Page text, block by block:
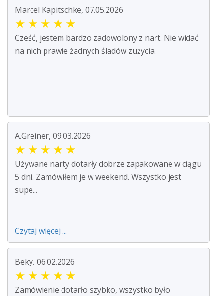
Marcel Kapitschke, 07.05.2026
★ ★ ★ ★ ★
Cześć, jestem bardzo zadowolony z nart. Nie widać
na nich prawie żadnych śladów zużycia.
A.Greiner, 09.03.2026
★ ★ ★ ★ ★
Używane narty dotarły dobrze zapakowane w ciągu
5 dni. Zamówiłem je w weekend. Wszystko jest
supe...
Czytaj więcej ...
Beky, 06.02.2026
★ ★ ★ ★ ★
Zamówienie dotarło szybko, wszystko było